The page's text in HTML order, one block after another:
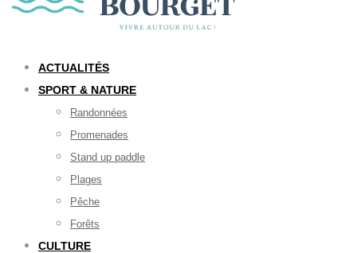
ACTUALITÉS
SPORT & NATURE
Randonnées
Promenades
Stand up paddle
Plages
Pêche
Forêts
CULTURE